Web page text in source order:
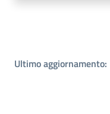
Ultimo aggiornamento: